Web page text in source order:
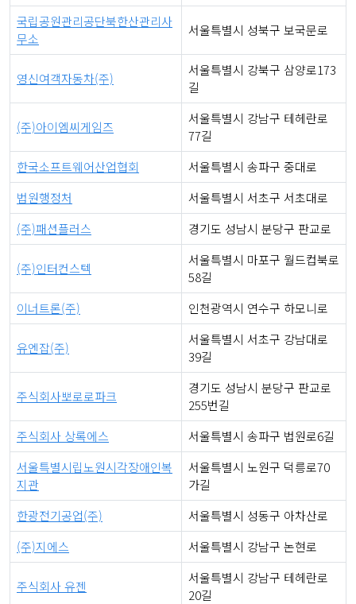
국립공원관리공단북한산관리사
무소
서울특별시 성북구 보국문로
영신여객자동차(주)
서울특별시 강북구 삼양로173
길
(주)아이엠씨게임즈
서울특별시 강남구 테헤란로
77길
한국소프트웨어산업협회
서울특별시 송파구 중대로
법원행정처
서울특별시 서초구 서초대로
(주)패션플러스
경기도 성남시 분당구 판교로
(주)인터컨스텍
서울특별시 마포구 월드컵북로
58길
이너트론(주)
인천광역시 연수구 하모니로
유엔잡(주)
서울특별시 서초구 강남대로
39길
주식회사뽀로로파크
경기도 성남시 분당구 판교로
255번길
주식회사 상록에스
서울특별시 송파구 법원로6길
서울특별시립노원시각장애인복
지관
서울특별시 노원구 덕릉로70
가길
한광전기공업(주)
서울특별시 성동구 아차산로
(주)지에스
서울특별시 강남구 논현로
주식회사 유젠
서울특별시 강남구 테헤란로
20길